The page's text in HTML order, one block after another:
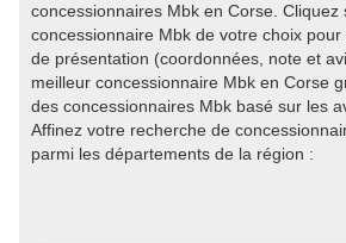
concessionnaires Mbk en Corse. Cliquez
concessionnaire Mbk de votre choix
de présentation (coordonnées, note et
meilleur concessionnaire Mbk en Corse
des concessionnaires Mbk basé sur les
Affinez votre recherche de
parmi les départements de la région :